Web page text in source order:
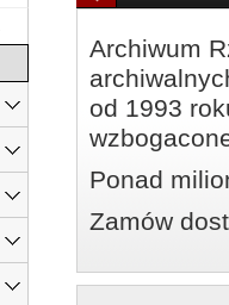
Archiwum
od 1993
Ponad
Zamów